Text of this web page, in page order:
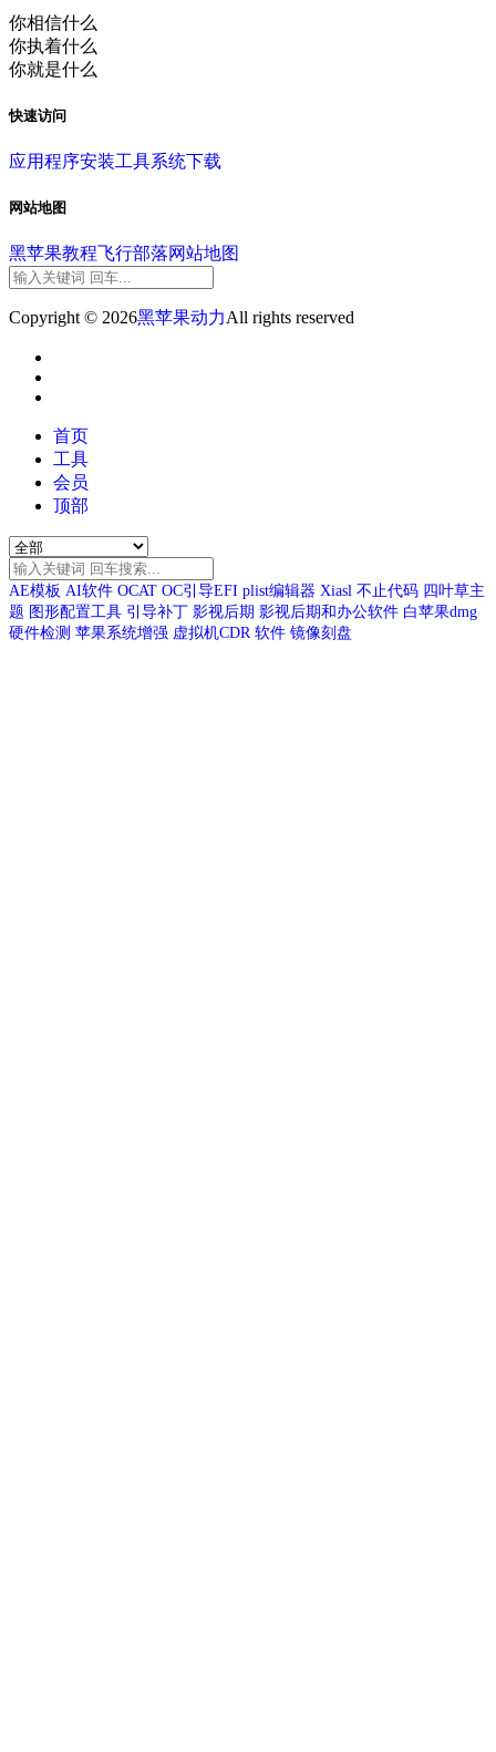
你相信什么
你执着什么
你就是什么
快速访问
应用程序安装工具系统下载
网站地图
黑苹果教程飞行部落网站地图
Copyright © 2026黑苹果动力All rights reserved
首页
工具
会员
顶部
AE模板 AI软件 OCAT OC引导EFI plist编辑器 Xiasl 不止代码 四叶草主
题 图形配置工具 引导补丁 影视后期 影视后期和办公软件 白苹果dmg
硬件检测 苹果系统增强 虚拟机CDR 软件 镜像刻盘